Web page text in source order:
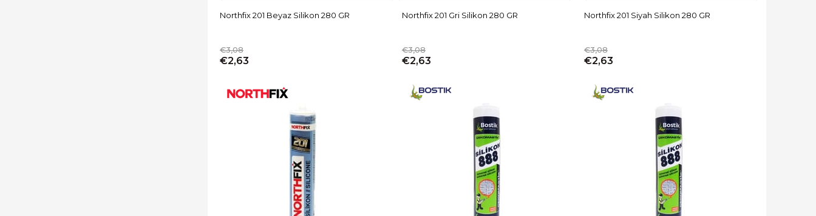
Northfix 201 Beyaz Silikon 280 GR
€3,08
€2,63
Northfix 201 Gri Silikon 280 GR
€3,08
€2,63
Northfix 201 Siyah Silikon 280 GR
€3,08
€2,63